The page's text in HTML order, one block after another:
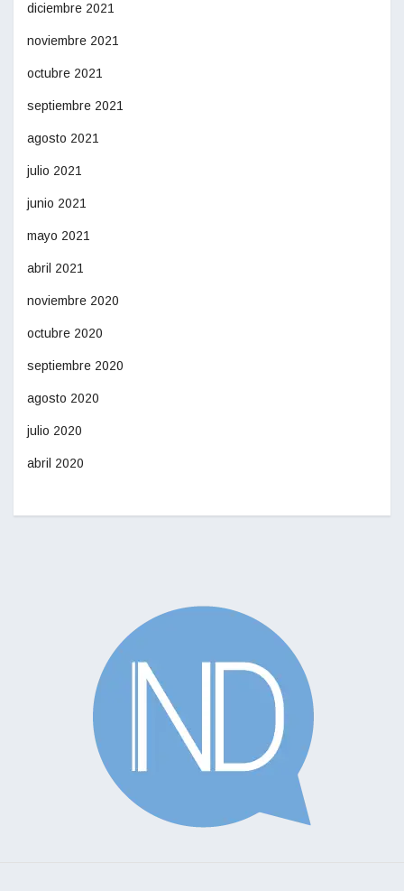
diciembre 2021
noviembre 2021
octubre 2021
septiembre 2021
agosto 2021
julio 2021
junio 2021
mayo 2021
abril 2021
noviembre 2020
octubre 2020
septiembre 2020
agosto 2020
julio 2020
abril 2020